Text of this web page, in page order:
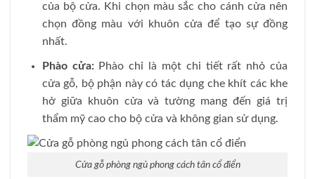
của bộ cửa. Khi chọn màu sắc cho cánh cửa nên
chọn đồng màu với khuôn cửa để tạo sự đồng
nhất.
Phào cửa:Phào chỉ là một chi tiết rất nhỏ của
cửa gỗ, bộ phận này có tác dụng che khít các khe
hở giữa khuôn cửa và tường mang đến giá trị
thẩm mỹ cao cho bộ cửa và không gian sử dụng.
Cửa gỗ phòng ngủ phong cách tân cổ điển